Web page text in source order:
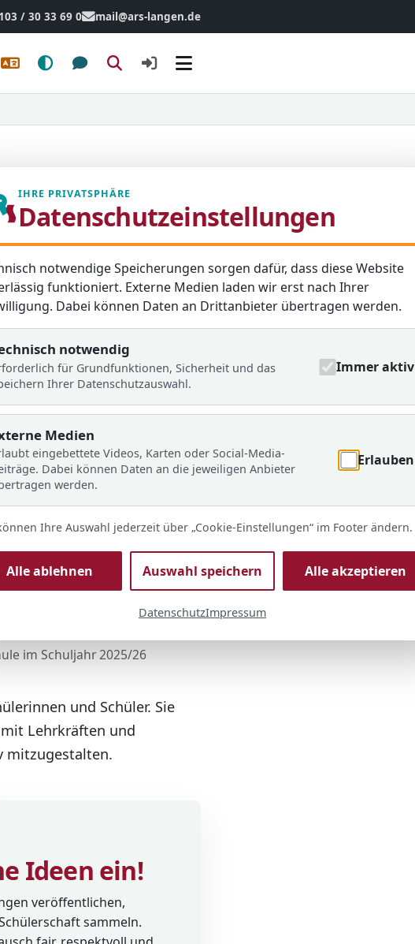
/ 30 33 69 0 mail@ars-langen.de
Menü
im Schuljahr 2025/26
und Schüler. Sie
Lehrkräften und
mitzugestalten.
Ideen ein!
veröffentlichen,
sammeln.
IHRE PRIVATSPHÄRE
Datenschutzeinstellungen
notwendige Speicherungen sorgen dafür, dass diese Website
funktioniert. Externe Medien laden wir erst nach Ihrer
Dabei können Daten an Drittanbieter übertragen werden.
notwendig
für Grundfunktionen, Sicherheit und das
Ihrer Datenschutzauswahl.
Immer aktiv
Medien
eingebettete Videos, Karten oder Social-Media-
Dabei können Daten an die jeweiligen Anbieter
werden.
Erlauben
Ihre Auswahl jederzeit über „Cookie-Einstellungen“ im Footer ändern.
Alle ablehnen Auswahl speichern Alle akzeptieren
DatenschutzImpressum